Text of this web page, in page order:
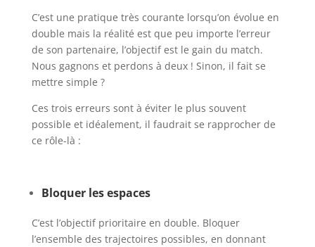
C’est une pratique très courante lorsqu’on évolue en
double mais la réalité est que peu importe l’erreur
de son partenaire, l’objectif est le gain du match.
Nous gagnons et perdons à deux ! Sinon, il fait se
mettre simple ?
Ces trois erreurs sont à éviter le plus souvent
possible et idéalement, il faudrait se rapprocher de
ce rôle-là :
Bloquer les espaces
C’est l’objectif prioritaire en double. Bloquer
l’ensemble des trajectoires possibles, en donnant